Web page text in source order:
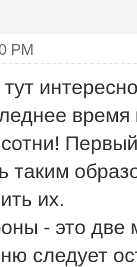
PM
таким
их.
- это
следует